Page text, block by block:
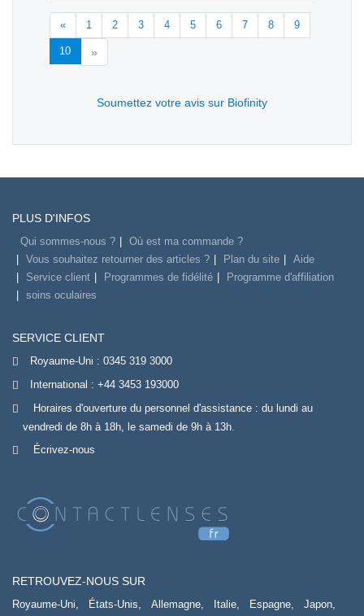
« 1 2 3 4 5 6 7 8 9
10 »
Soumettez votre avis sur Biofinity
PLUS D'INFOS
Qui sommes-nous ?
Où est ma commande ?
Vous souhaitez retourner des articles ?
Plan du site
Aide
Service client
Programmes de fidélité
Programme d'affiliation
soins oculaires
SERVICE CLIENT
Royaume-Uni : 0345 319 3000
International : +44 3453 193000
Horaires d'ouverture du personnel d'assistance : du lundi au
vendredi de 8h à 18h, le samedi de 9h à 13h.
Écrivez-nous
RETROUVEZ-NOUS SUR
Royaume-Uni, États-Unis, Allemagne, Italie, Espagne, Japon,